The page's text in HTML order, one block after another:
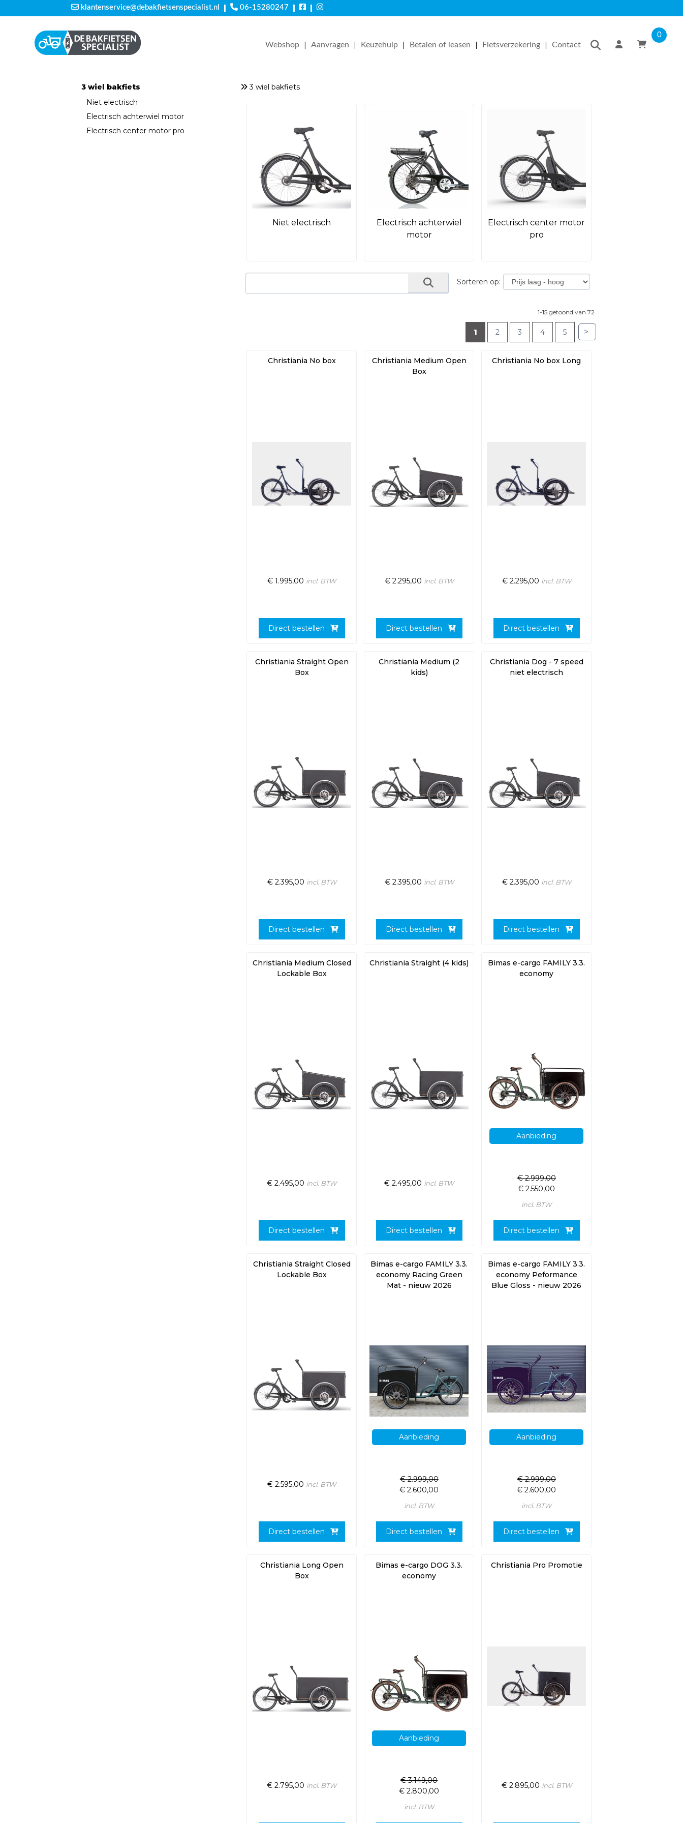
klantenservice@debakfietsenspecialist.nl | 06-15280247 | |
Webshop | Aanvragen | Keuzehulp | Betalen of leasen | Fietsverzekering | Contact
0
3 wiel bakfiets
Niet electrisch
Electrisch achterwiel
motor
Electrisch center motor
pro
Sorteren op:
1-15 getoond van 72
1 2 3 4 5 >
Christiania No box
€ 1.995,00 incl. BTW
Direct bestellen
Christiania Medium Open
Box
€ 2.295,00 incl. BTW
Direct bestellen
Christiania No box Long
€ 2.295,00 incl. BTW
Direct bestellen
Christiania Straight Open
Box
€ 2.395,00 incl. BTW
Direct bestellen
Christiania Medium (2
kids)
€ 2.395,00 incl. BTW
Direct bestellen
Christiania Dog - 7 speed
niet electrisch
€ 2.395,00 incl. BTW
Direct bestellen
Christiania Medium Closed
Lockable Box
€ 2.495,00 incl. BTW
Direct bestellen
Christiania Straight (4 kids)
€ 2.495,00 incl. BTW
Direct bestellen
Bimas e-cargo FAMILY 3.3.
economy
Aanbieding
€ 2.999,00
€ 2.550,00
incl. BTW
Direct bestellen
Christiania Straight Closed
Lockable Box
€ 2.595,00 incl. BTW
Direct bestellen
Bimas e-cargo FAMILY 3.3.
economy Racing Green
Mat - nieuw 2026
Aanbieding
€ 2.999,00
€ 2.600,00
incl. BTW
Direct bestellen
Bimas e-cargo FAMILY 3.3.
economy Peformance
Blue Gloss - nieuw 2026
Aanbieding
€ 2.999,00
€ 2.600,00
incl. BTW
Direct bestellen
Christiania Long Open
Box
€ 2.795,00 incl. BTW
Bimas e-cargo DOG 3.3.
economy
Aanbieding
€ 3.149,00
€ 2.800,00
incl. BTW
Christiania Pro Promotie
€ 2.895,00 incl. BTW
3 wiel bakfiets
Niet electrisch
Electrisch achterwiel motor
Electrisch center motor pro